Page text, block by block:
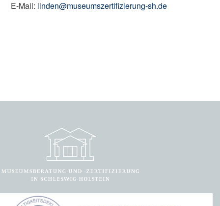
E-Mail: linden@museumszertifizierung-sh.de